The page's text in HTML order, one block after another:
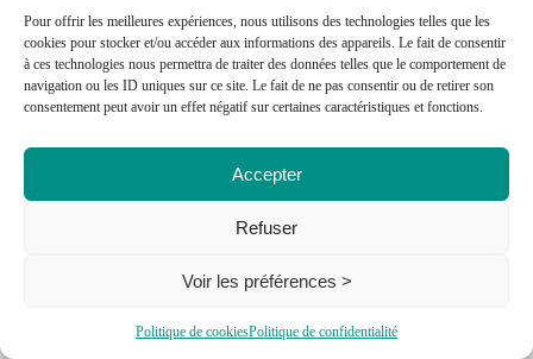
Pour offrir les meilleures expériences, nous utilisons des technologies telles que les
cookies pour stocker et/ou accéder aux informations des appareils. Le fait de consentir
à ces technologies nous permettra de traiter des données telles que le comportement de
navigation ou les ID uniques sur ce site. Le fait de ne pas consentir ou de retirer son
consentement peut avoir un effet négatif sur certaines caractéristiques et fonctions.
Accepter
Refuser
Voir les préférences >
Politique de cookiesPolitique de confidentialité
Atteindre enfin le
bonheur : des pistes à
explorer
mars 6, 2020
« Cou du texto » :
comment la techno ruine
votre colonne vertébrale
Maux de dos et relations
sexuelles : nos